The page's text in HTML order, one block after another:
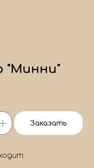
"Минни"
Заказать